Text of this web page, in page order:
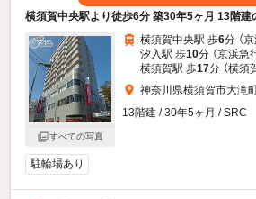
横須賀中央駅より徒歩6分 築30年5ヶ月 13階建
すべての写真
横須賀中央駅 歩6分 （
汐入駅 歩10分 （京浜急
横須賀駅 歩17分 （横須
神奈川県横須賀市大滝
13階建 / 30年5ヶ月 / SRC
駐輪場あり